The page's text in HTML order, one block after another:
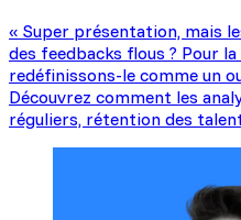
« Super présentation, mais
des feedbacks flous ? Pour la
redéfinissons-le comme un
Découvrez comment les
réguliers, rétention des